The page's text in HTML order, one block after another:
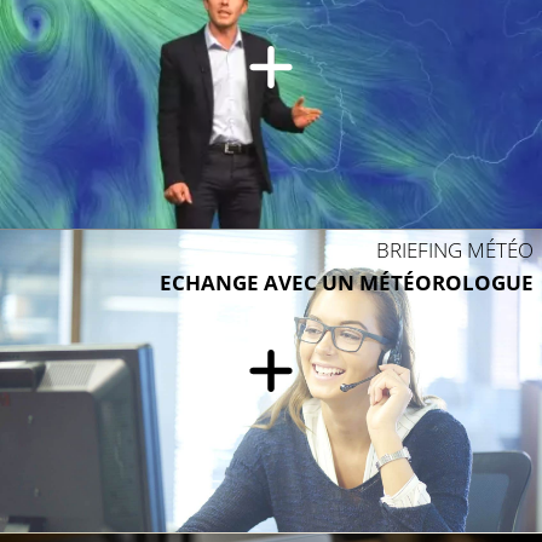
BRIEFING MÉTÉO
ECHANGE AVEC UN MÉTÉOROLOGUE